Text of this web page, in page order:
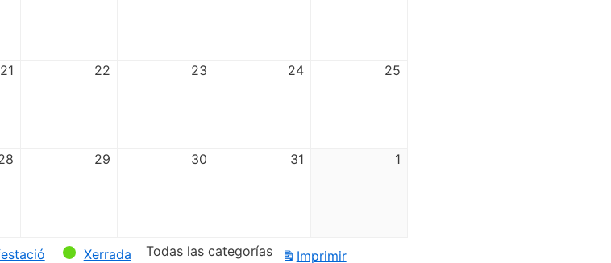
21 22 23 24 25
29 30 31 1
Xerrada Todas las categorías Imprimir